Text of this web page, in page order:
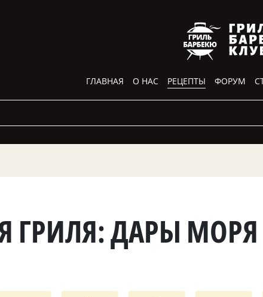
ГЛАВНАЯ О НАС РЕЦЕПТЫ ФОРУМ
ГРИЛЯ: ДАРЫ МОРЯ